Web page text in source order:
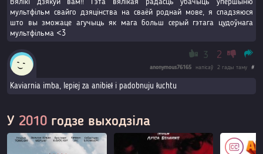
Вялікі дзякуй вам!! Гэта вялікая радасць убачыць упершыню
мультфільм свайго дзяцінства на сваёй роднай мове, я спадзяюся
што вы зможаце агучыць як мага больш серый гэтага цудоўнага
мультфільма <3
3 2
anonymous76165 напісаў 2 гады таму #
Kaviarnia imba, lepiej za anibieł i padobnuju łuchtu
У 2010 годзе выходзіла